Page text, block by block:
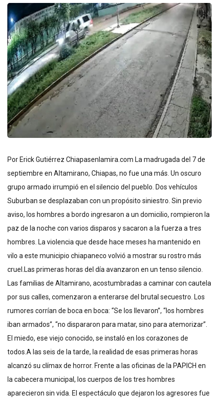
Por Erick Gutiérrez Chiapasenlamira.com La madrugada del 7 de
septiembre en Altamirano, Chiapas, no fue una más. Un oscuro
grupo armado irrumpió en el silencio del pueblo. Dos vehículos
Suburban se desplazaban con un propósito siniestro. Sin previo
aviso, los hombres a bordo ingresaron a un domicilio, rompieron la
paz de la noche con varios disparos y sacaron a la fuerza a tres
hombres. La violencia que desde hace meses ha mantenido en
vilo a este municipio chiapaneco volvió a mostrar su rostro más
cruel.Las primeras horas del día avanzaron en un tenso silencio.
Las familias de Altamirano, acostumbradas a caminar con cautela
por sus calles, comenzaron a enterarse del brutal secuestro. Los
rumores corrían de boca en boca: “Se los llevaron”, “los hombres
iban armados”, “no dispararon para matar, sino para atemorizar”.
El miedo, ese viejo conocido, se instaló en los corazones de
todos.A las seis de la tarde, la realidad de esas primeras horas
alcanzó su clímax de horror. Frente a las oficinas de la PAPICH en
la cabecera municipal, los cuerpos de los tres hombres
aparecieron sin vida. El espectáculo que dejaron los agresores fue